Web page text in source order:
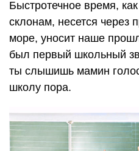
Быстротечное время,
склонам, несется через
море, уносит наше
был первый школьный
ты слышишь мамин
школу пора.